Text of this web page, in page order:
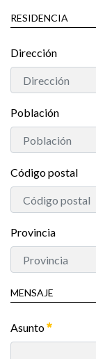
RESIDENCIA
Dirección
Población
Código postal
Provincia
MENSAJE
Asunto